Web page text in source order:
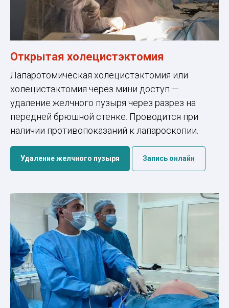
Открытая холецистэктомия
Лапаротомическая холецистэктомия или
холецистэктомия через мини доступ —
удаление желчного пузыря через разрез на
передней брюшной стенке. Проводится при
наличии противопоказаний к лапароскопии.
Удаление желчного пузыря Запись онлайн